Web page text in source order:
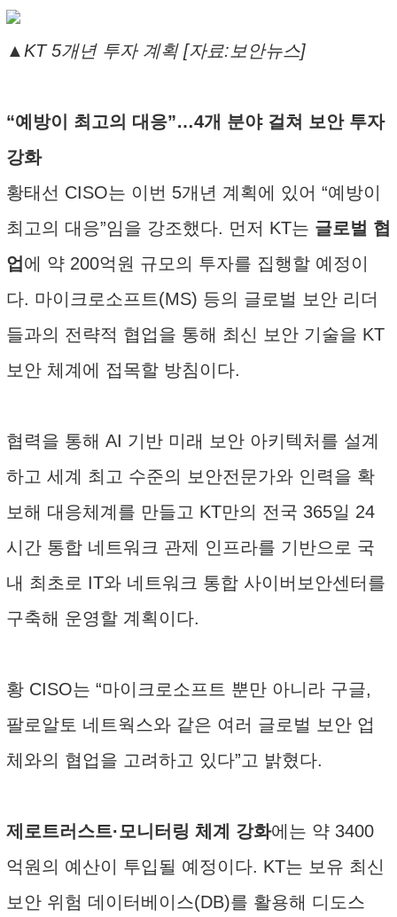
▲KT 5개년 투자 계획 [자료:보안뉴스]
“예방이 최고의 대응”…4개 분야 걸쳐 보안 투자
강화
황태선 CISO는 이번 5개년 계획에 있어 “예방이
최고의 대응”임을 강조했다. 먼저 KT는 글로벌 협
업 에 약 200억원 규모의 투자를 집행할 예정이
다. 마이크로소프트(MS) 등의 글로벌 보안 리더
들과의 전략적 협업을 통해 최신 보안 기술을 KT
보안 체계에 접목할 방침이다.
협력을 통해 AI 기반 미래 보안 아키텍처를 설계
하고 세계 최고 수준의 보안전문가와 인력을 확
보해 대응체계를 만들고 KT만의 전국 365일 24
시간 통합 네트워크 관제 인프라를 기반으로 국
내 최초로 IT와 네트워크 통합 사이버보안센터를
구축해 운영할 계획이다.
황 CISO는 “마이크로소프트 뿐만 아니라 구글,
팔로알토 네트웍스와 같은 여러 글로벌 보안 업
체와의 협업을 고려하고 있다”고 밝혔다.
제로트러스트·모니터링 체계 강화에는 약 3400
억원의 예산이 투입될 예정이다. KT는 보유 최신
보안 위험 데이터베이스(DB)를 활용해 디도스